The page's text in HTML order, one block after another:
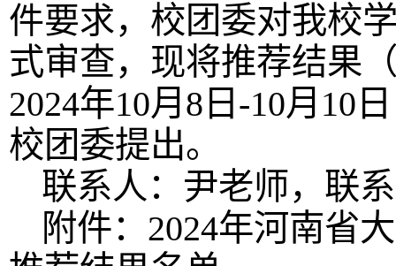
件要求， 校团委对我校
式审查，现将推荐结果
2024年10月8日-10月10
校团委提出。
联系人：尹老师，联
附件：2024年河南省